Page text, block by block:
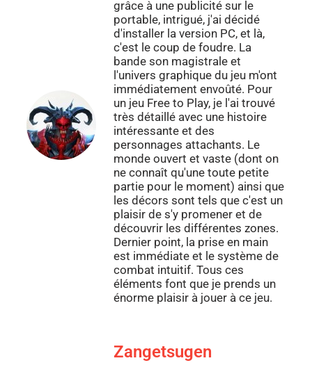
grâce à une publicité sur le
portable, intrigué, j'ai décidé
d'installer la version PC, et là,
c'est le coup de foudre. La
bande son magistrale et
l'univers graphique du jeu m'ont
immédiatement envoûté. Pour
un jeu Free to Play, je l'ai trouvé
très détaillé avec une histoire
intéressante et des
personnages attachants. Le
monde ouvert et vaste (dont on
ne connaît qu'une toute petite
partie pour le moment) ainsi que
les décors sont tels que c'est un
plaisir de s'y promener et de
découvrir les différentes zones.
Dernier point, la prise en main
est immédiate et le système de
combat intuitif. Tous ces
éléments font que je prends un
énorme plaisir à jouer à ce jeu.
Zangetsugen